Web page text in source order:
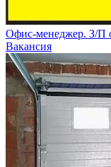
Офис-менеджер. З/П
Вакансия